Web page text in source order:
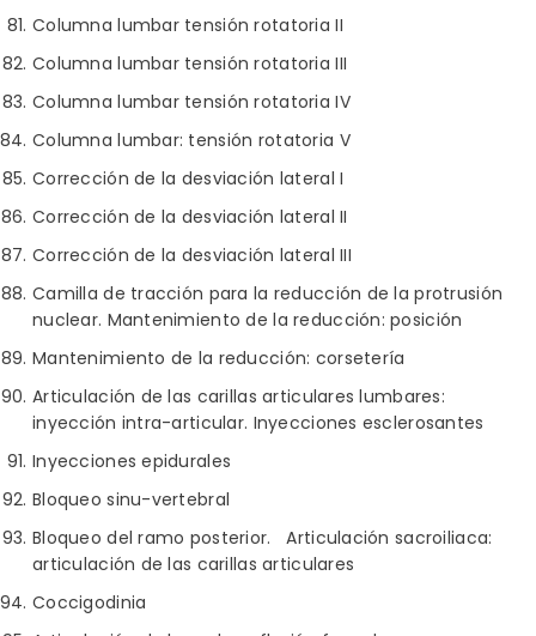
Columna lumbar tensión rotatoria II
Columna lumbar tensión rotatoria III
Columna lumbar tensión rotatoria IV
Columna lumbar: tensión rotatoria V
Corrección de la desviación lateral I
Corrección de la desviación lateral II
Corrección de la desviación lateral III
Camilla de tracción para la reducción de la protrusión
nuclear. Mantenimiento de la reducción: posición
Mantenimiento de la reducción: corsetería
Articulación de las carillas articulares lumbares:
inyección intra-articular. Inyecciones esclerosantes
Inyecciones epidurales
Bloqueo sinu-vertebral
Bloqueo del ramo posterior. Articulación sacroiliaca:
articulación de las carillas articulares
Coccigodinia